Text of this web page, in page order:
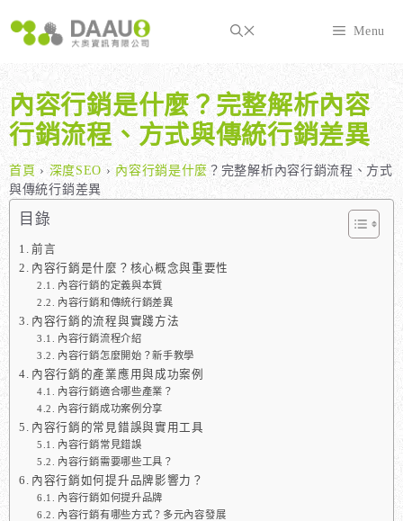
至
內
Menu
內容行銷是什麼？完整解析內容
行銷流程、方式與傳統行銷差異
首頁 › 深度SEO › 內容行銷是什麼 ？完整解析內容行銷流程、方式
與傳統行銷差異
目錄
前言
內容行銷是什麼？核心概念與重要性
內容行銷的定義與本質
內容行銷和傳統行銷差異
內容行銷的流程與實踐方法
內容行銷流程介紹
內容行銷怎麼開始？新手教學
內容行銷的產業應用與成功案例
內容行銷適合哪些產業？
內容行銷成功案例分享
內容行銷的常見錯誤與實用工具
內容行銷常見錯誤
內容行銷需要哪些工具？
內容行銷如何提升品牌影響力？
內容行銷如何提升品牌
內容行銷有哪些方式？多元內容發展